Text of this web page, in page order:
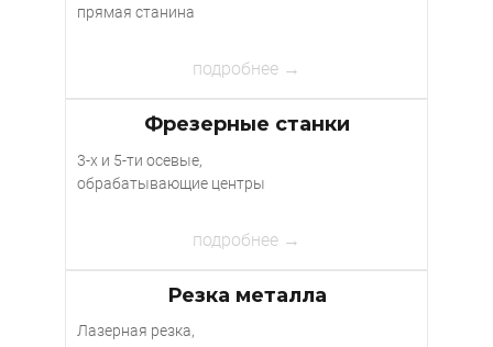
прямая станина
подробнее →
Фрезерные станки
3-х и 5-ти осевые,
обрабатывающие центры
подробнее →
Резка металла
Лазерная резка,